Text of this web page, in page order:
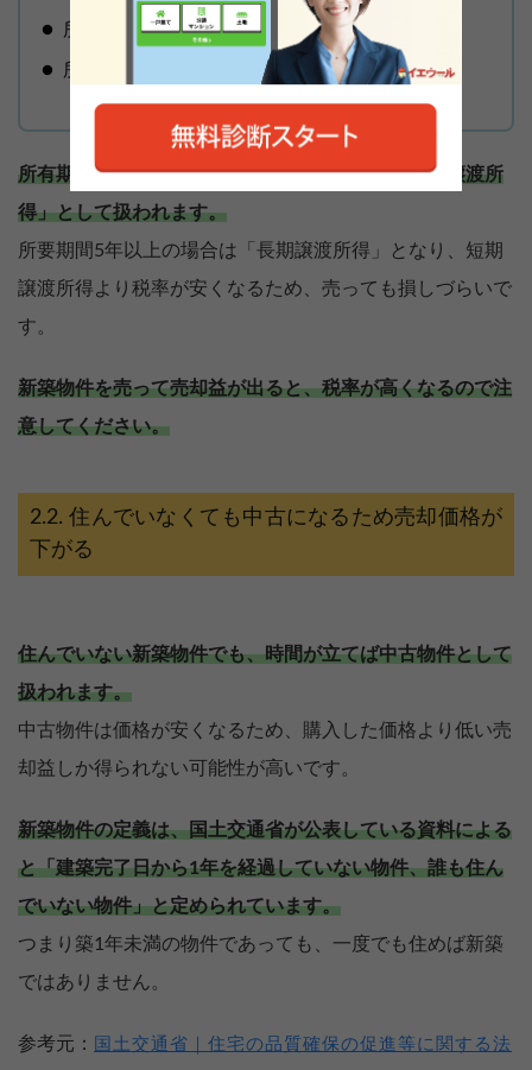
所有期間5年未満 所得税30％、住民税9％
所有期間5年以上 所得税15％、住民税5％
所有期間5年未満の新築物件を売った場合は「短期譲渡所
得」として扱われます。
所要期間5年以上の場合は「長期譲渡所得」となり、短期
譲渡所得より税率が安くなるため、売っても損しづらいで
す。
新築物件を売って売却益が出ると、税率が高くなるので注
意してください。
住んでいなくても中古になるため売却価格が
下がる
住んでいない新築物件でも、時間が立てば中古物件として
扱われます。
中古物件は価格が安くなるため、購入した価格より低い売
却益しか得られない可能性が高いです。
新築物件の定義は、国土交通省が公表している資料による
と「建築完了日から1年を経過していない物件、誰も住ん
でいない物件」と定められています。
つまり築1年未満の物件であっても、一度でも住めば新築
ではありません。
参考元： 国土交通省｜住宅の品質確保の促進等に関する法